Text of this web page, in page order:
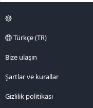
Türkçe (TR)
Bize ulaşın
Şartlar ve kurallar
Gizlilik politikası